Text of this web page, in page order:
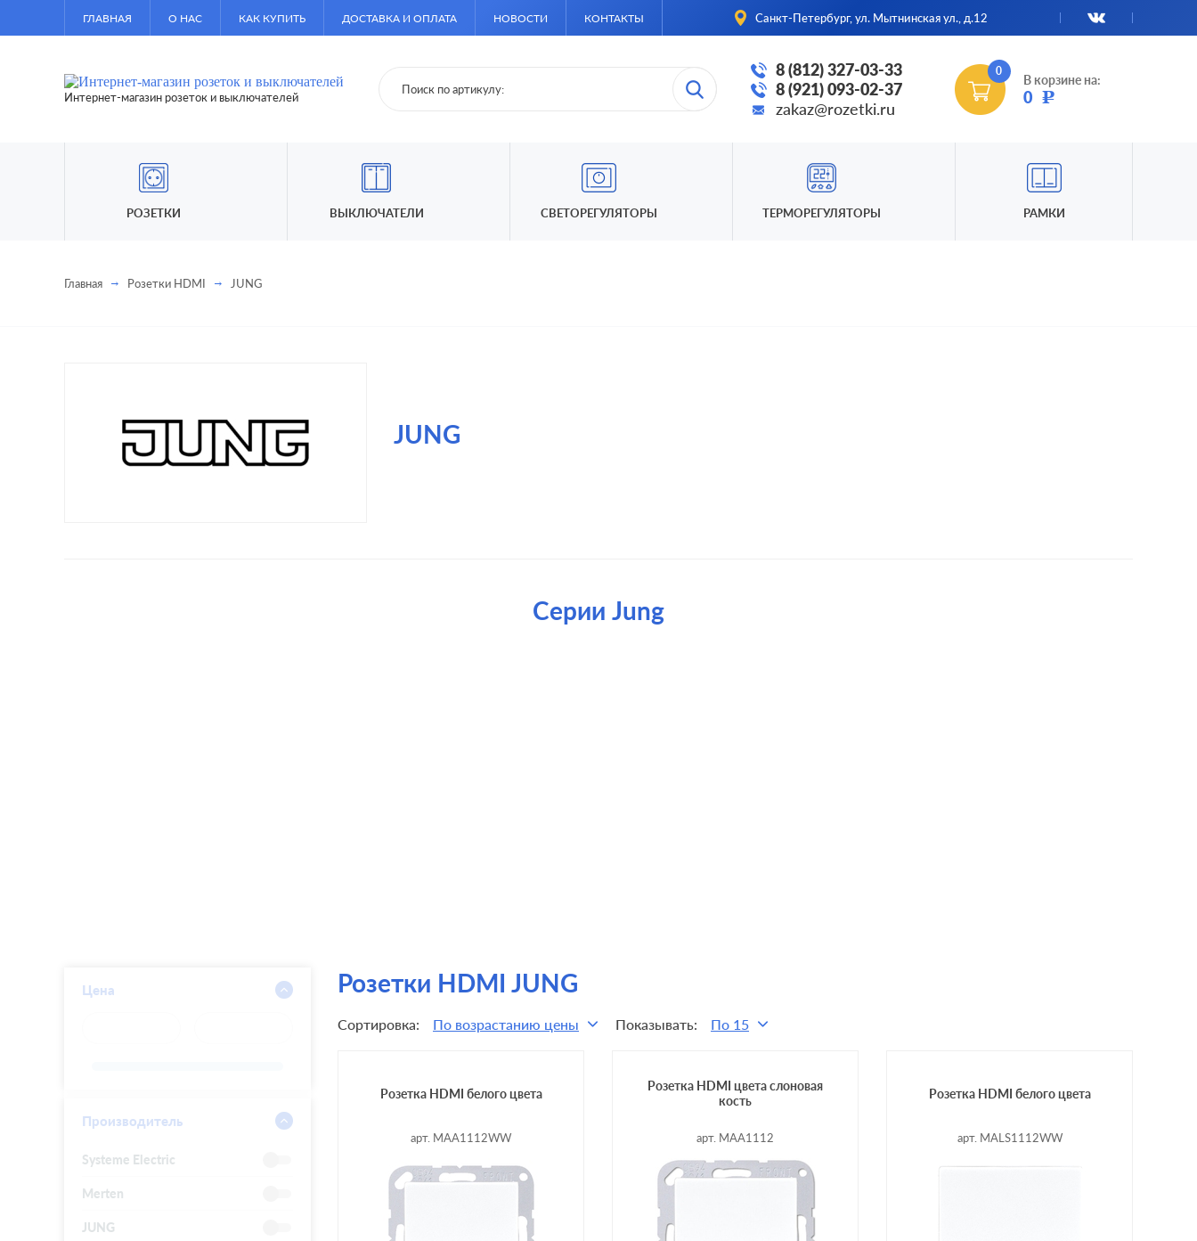
ГЛАВНАЯ О НАС КАК КУПИТЬ ДОСТАВКА И ОПЛАТА НОВОСТИ КОНТАКТЫ Санкт-Петербург, ул. Мытнинская ул., д.12
Интернет-магазин розеток и выключателей
8 (812) 327-03-33
8 (921) 093-02-37
zakaz@rozetki.ru
0
В корзине на:
0Р
РОЗЕТКИ ВЫКЛЮЧАТЕЛИ СВЕТОРЕГУЛЯТОРЫ ТЕРМОРЕГУЛЯТОРЫ РАМКИ
Главная Розетки HDMI JUNG
JUNG
Серии Jung
Цена
Производитель
Systeme Electric
Merten
JUNG
Розетки HDMI JUNG
Сортировка: По возрастанию цены Показывать: По 15
Розетка HDMI белого цвета
арт. MAA1112WW
Розетка HDMI цвета слоновая
кость
арт. MAA1112
Розетка HDMI белого цвета
арт. MALS1112WW